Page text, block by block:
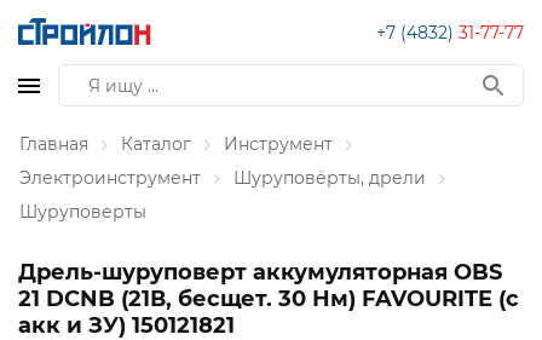
+7 (4832) 31-77-77
Главная Каталог
Инструмент
Электроинструмент
Шуруповёрты, дрели
Шуруповерты
Дрель-шуруповерт аккумуляторная OBS
21 DCNB (21В, бесщет. 30 Нм) FAVOURITE (с
акк и ЗУ) 150121821